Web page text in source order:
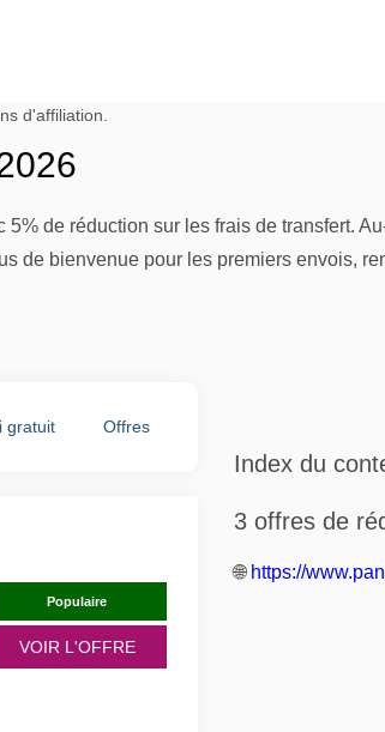
d'affiliation.
de réduction sur les frais de transfert.
de bienvenue pour les premiers envois,
gratuit Offres
Populaire
VOIR L'OFFRE
Index du
3 offres de
🌐 https://